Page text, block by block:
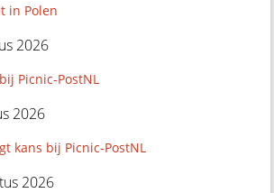
in Polen
2026
Picnic-PostNL
2026
kans bij Picnic-PostNL
2026